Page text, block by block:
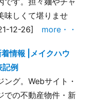
味しくて堪りませ
12-26] more・・
情報 |メイクハウ
記例
ング。Webサイト・
での不動産物件・新